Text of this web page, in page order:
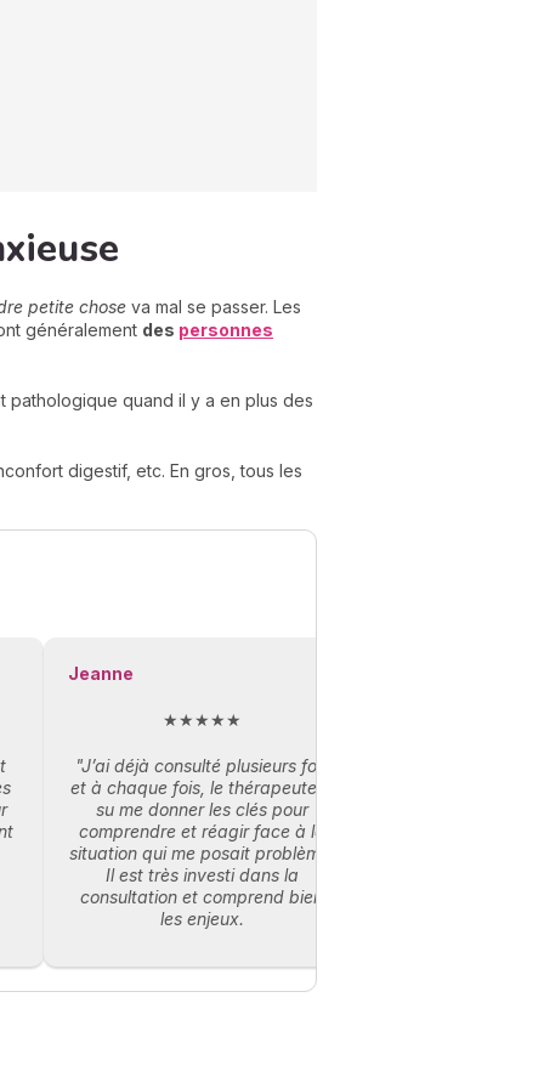
petite chose va mal se passer. Les
généralement des personnes
quand il y a en plus des
digestif, etc. En gros, tous les
Jeanne
★★★★★
"J’ai déjà consulté plusieurs fois
et à chaque fois, le thérapeute a
su me donner les clés pour
comprendre et réagir face à la
situation qui me posait problème.
Il est très investi dans la
consultation et comprend bien
les enjeux.